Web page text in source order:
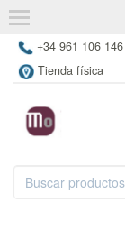
+34 961 106 146
Tienda física